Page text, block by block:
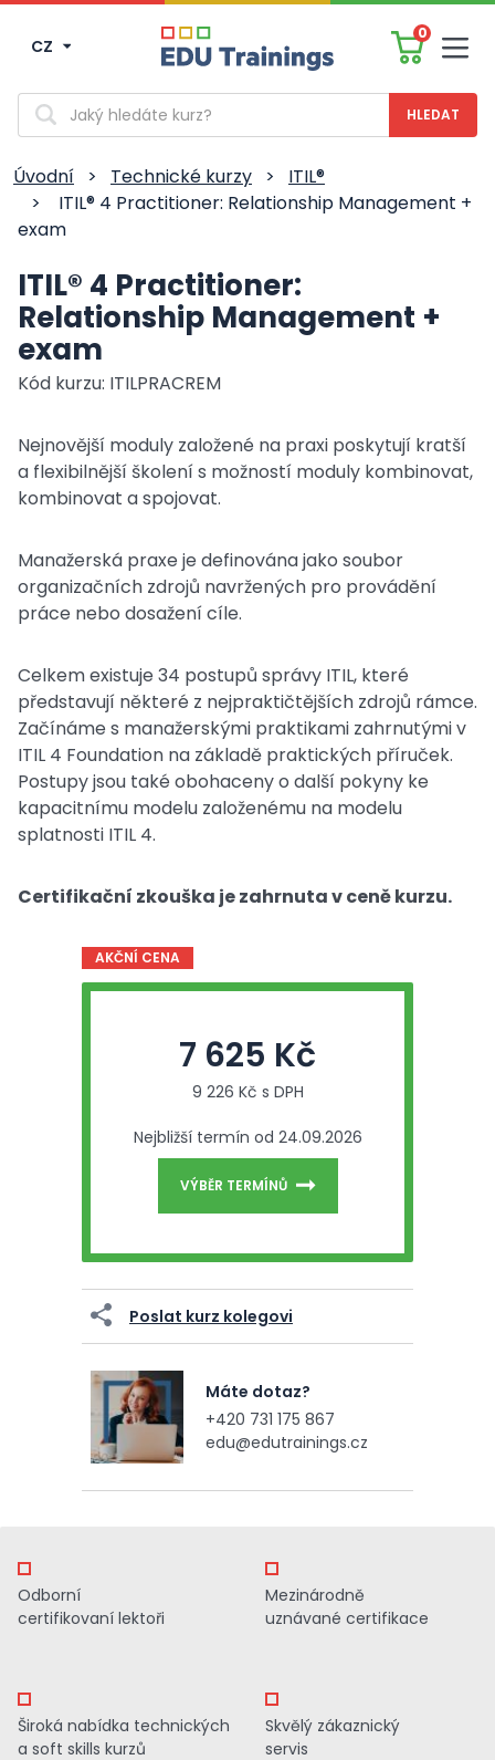
CZ
0
Vyhledávání
Úvodní > Technické kurzy >
ITIL®
>
ITIL® 4 Practitioner: Relationship Management +
exam
ITIL® 4 Practitioner:
Relationship Management +
exam
Kód kurzu: ITILPRACREM
Nejnovější moduly založené na praxi poskytují kratší
a flexibilnější školení s možností moduly kombinovat,
kombinovat a spojovat.
Manažerská praxe je definována jako soubor
organizačních zdrojů navržených pro provádění
práce nebo dosažení cíle.
Celkem existuje 34 postupů správy ITIL, které
představují některé z nejpraktičtějších zdrojů rámce.
Začínáme s manažerskými praktikami zahrnutými v
ITIL 4 Foundation na základě praktických příruček.
Postupy jsou také obohaceny o další pokyny ke
kapacitnímu modelu založenému na modelu
splatnosti ITIL 4.
Certifikační zkouška je zahrnuta v ceně kurzu.
AKČNÍ CENA
7 625 Kč
9 226 Kč s DPH
Nejbližší termín od 24.09.2026
VÝBĚR TERMÍNŮ
Poslat kurz kolegovi
Máte dotaz?
+420 731 175 867
edu@edutrainings.cz
Odborní
certifikovaní lektoři
Mezinárodně
uznávané certifikace
Široká nabídka technických
a soft skills kurzů
Skvělý zákaznický
servis